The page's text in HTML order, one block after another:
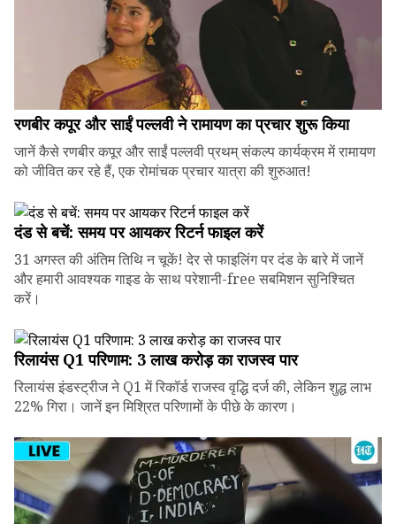
रणबीर कपूर और साईं पल्लवी ने रामायण का प्रचार शुरू किया
जानें कैसे रणबीर कपूर और साईं पल्लवी प्रथम् संकल्प कार्यक्रम में रामायण
को जीवित कर रहे हैं, एक रोमांचक प्रचार यात्रा की शुरुआत!
दंड से बचें: समय पर आयकर रिटर्न फाइल करें
31 अगस्त की अंतिम तिथि न चूकें! देर से फाइलिंग पर दंड के बारे में जानें
और हमारी आवश्यक गाइड के साथ परेशानी-free सबमिशन सुनिश्चित
करें।
रिलायंस Q1 परिणाम: ₹3 लाख करोड़ का राजस्व पार
रिलायंस इंडस्ट्रीज ने Q1 में रिकॉर्ड राजस्व वृद्धि दर्ज की, लेकिन शुद्ध लाभ
22% गिरा। जानें इन मिश्रित परिणामों के पीछे के कारण।